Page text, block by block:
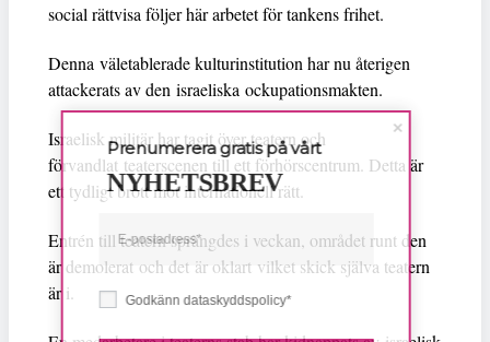
social rättvisa följer här arbetet för tankens frihet.
Denna väletablerade kulturinstitution har nu återigen
attackerats av den israeliska ockupationsmakten.
Israelisk militär har tagit över teatern och
förvandlat teaterscenen till ett förhörscentrum. Detta är
ett tydligt brott mot internationell rätt.
Entrén till teatern sprängdes i veckan, området runt den
är demolerat och det är oklart vilket skick själva teatern
är i.
Godkänn dataskyddspolicy*
Prenumerera gratis på vårt
NYHETSBREV